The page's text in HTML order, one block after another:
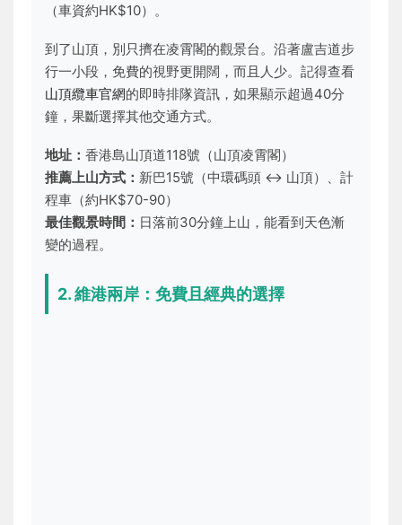
（車資約HK$10）。
到了山頂，別只擠在凌霄閣的觀景台。沿著盧吉道步
行一小段，免費的視野更開闊，而且人少。記得查看
山頂纜車官網的即時排隊資訊，如果顯示超過40分
鐘，果斷選擇其他交通方式。
地址： 香港島山頂道118號（山頂凌霄閣）
推薦上山方式： 新巴15號（中環碼頭 ↔ 山頂）、計
程車（約HK$70-90）
最佳觀景時間： 日落前30分鐘上山，能看到天色漸
變的過程。
2. 維港兩岸：免費且經典的選擇